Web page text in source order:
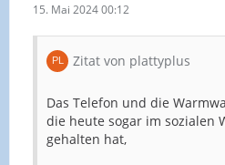
15. Mai 2024 00:12
Zitat von plattyplus
Das Telefon und die
die heute sogar im sozialen
gehalten hat,